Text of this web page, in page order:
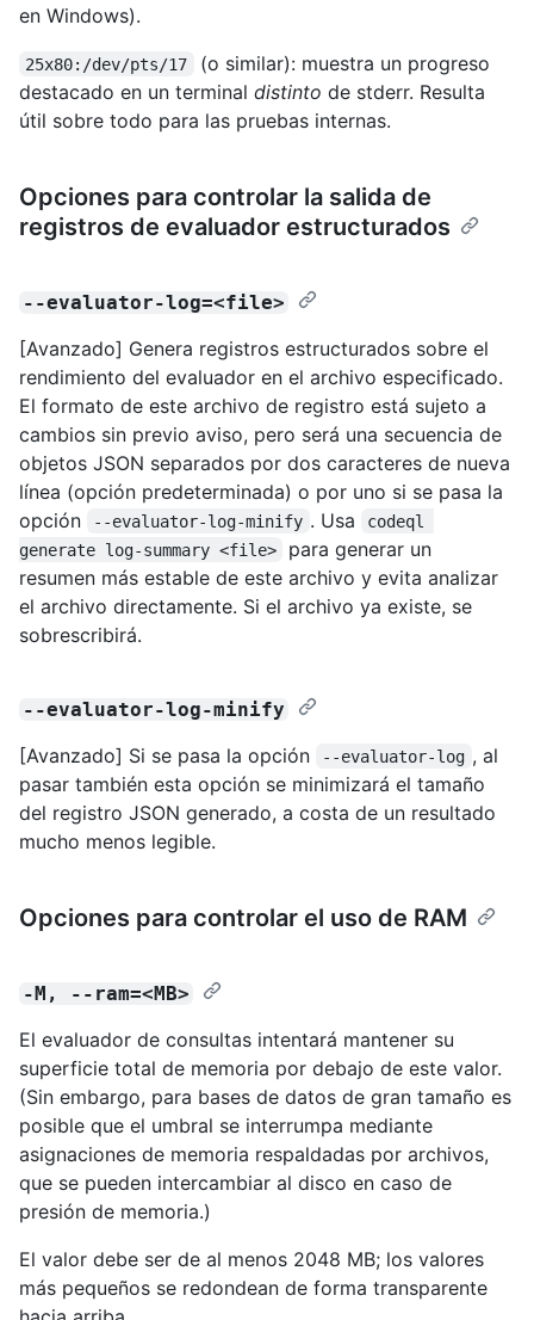
en Windows).
25x80:/dev/pts/17
(o similar): muestra un progreso
destacado en un terminal distinto de stderr. Resulta
útil sobre todo para las pruebas internas.
Opciones para controlar la salida de
registros de evaluador estructurados
--evaluator-log=<file>
[Avanzado] Genera registros estructurados sobre el
rendimiento del evaluador en el archivo especificado.
El formato de este archivo de registro está sujeto a
cambios sin previo aviso, pero será una secuencia de
objetos JSON separados por dos caracteres de nueva
línea (opción predeterminada) o por uno si se pasa la
opción
--evaluator-log-minify . Usa
codeql
generate log-summary <file>
para generar un
resumen más estable de este archivo y evita analizar
el archivo directamente. Si el archivo ya existe, se
sobrescribirá.
--evaluator-log-minify
[Avanzado] Si se pasa la opción --evaluator-log , al
pasar también esta opción se minimizará el tamaño
del registro JSON generado, a costa de un resultado
mucho menos legible.
Opciones para controlar el uso de RAM
-M, --ram=<MB>
El evaluador de consultas intentará mantener su
superficie total de memoria por debajo de este valor.
(Sin embargo, para bases de datos de gran tamaño es
posible que el umbral se interrumpa mediante
asignaciones de memoria respaldadas por archivos,
que se pueden intercambiar al disco en caso de
presión de memoria.)
El valor debe ser de al menos 2048 MB; los valores
más pequeños se redondean de forma transparente